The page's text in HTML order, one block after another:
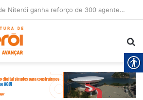
Rede Municipal de Niterói ganha reforço de 300 agentes de apoio escolar